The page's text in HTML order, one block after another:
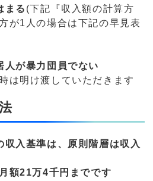
まる (下記『収入額の計算方
が1人の場合は下記の早見表
人が暴力団員でない
明け渡していただきます
収入基準は、原則階層は収入
21万4千円までです